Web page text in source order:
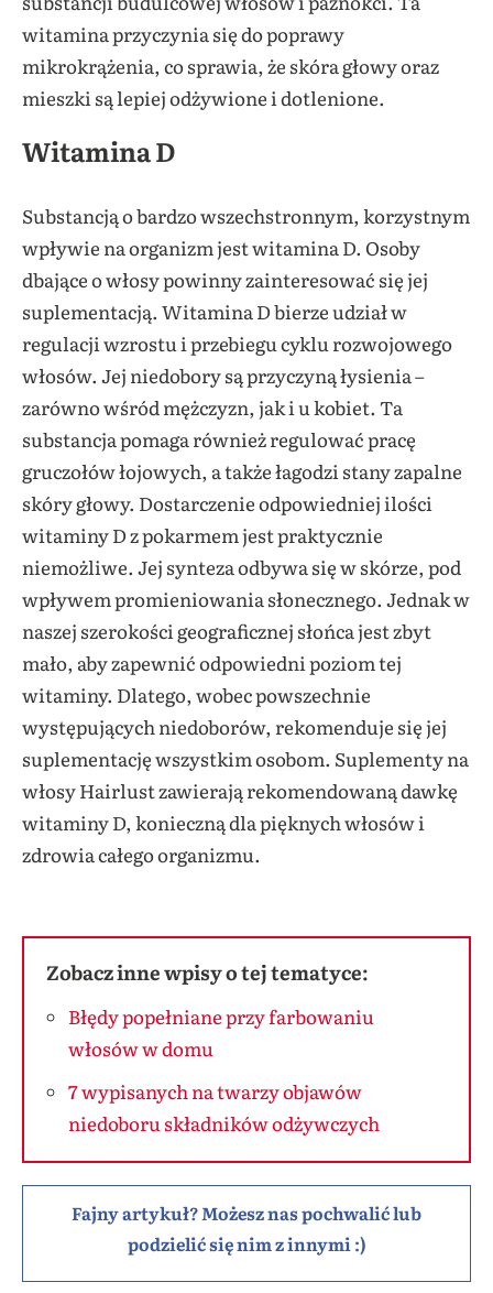
witamina przyczynia się do poprawy
mikrokrążenia, co sprawia, że skóra głowy oraz
mieszki są lepiej odżywione i dotlenione.
Witamina D
Substancją o bardzo wszechstronnym, korzystnym
wpływie na organizm jest witamina D. Osoby
dbające o włosy powinny zainteresować się jej
suplementacją. Witamina D bierze udział w
regulacji wzrostu i przebiegu cyklu rozwojowego
włosów. Jej niedobory są przyczyną łysienia –
zarówno wśród mężczyzn, jak i u kobiet. Ta
substancja pomaga również regulować pracę
gruczołów łojowych, a także łagodzi stany zapalne
skóry głowy. Dostarczenie odpowiedniej ilości
witaminy D z pokarmem jest praktycznie
niemożliwe. Jej synteza odbywa się w skórze, pod
wpływem promieniowania słonecznego. Jednak w
naszej szerokości geograficznej słońca jest zbyt
mało, aby zapewnić odpowiedni poziom tej
witaminy. Dlatego, wobec powszechnie
występujących niedoborów, rekomenduje się jej
suplementację wszystkim osobom. Suplementy na
włosy Hairlust zawierają rekomendowaną dawkę
witaminy D, konieczną dla pięknych włosów i
zdrowia całego organizmu.
Zobacz inne wpisy o tej tematyce:
Błędy popełniane przy farbowaniu
włosów w domu
7 wypisanych na twarzy objawów
niedoboru składników odżywczych
Fajny artykuł? Możesz nas pochwalić lub
podzielić się nim z innymi :)